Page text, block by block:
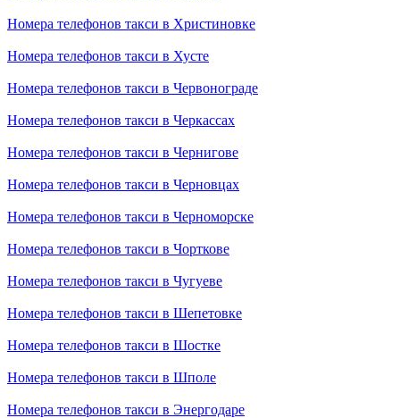
Номера телефонов такси в Христиновке
Номера телефонов такси в Хусте
Номера телефонов такси в Червонограде
Номера телефонов такси в Черкассах
Номера телефонов такси в Чернигове
Номера телефонов такси в Черновцах
Номера телефонов такси в Черноморске
Номера телефонов такси в Чорткове
Номера телефонов такси в Чугуеве
Номера телефонов такси в Шепетовке
Номера телефонов такси в Шостке
Номера телефонов такси в Шполе
Номера телефонов такси в Энергодаре